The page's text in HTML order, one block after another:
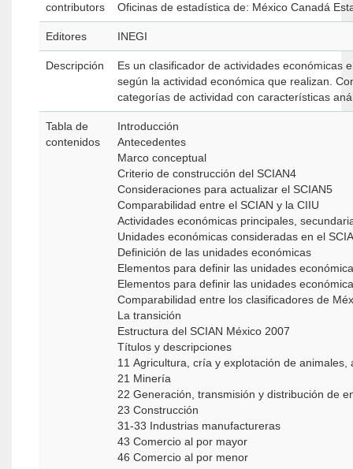
contributors Oficinas de estadística de: México Canadá
Editores INEGI
Descripción
Es un clasificador de actividades económicas
según la actividad económica que realizan.
categorí­as de actividad con caracterí­sticas
Tabla de
contenidos
Introducción
Antecedentes
Marco conceptual
Criterio de construcción del SCIAN4
Consideraciones para actualizar el SCIAN5
Comparabilidad entre el SCIAN y la CIIU
Actividades económicas principales,
Unidades económicas consideradas en el
Definición de las unidades económicas
Elementos para definir las unidades
Elementos para definir las unidades
Comparabilidad entre los clasificadores de
La transición
Estructura del SCIAN México 2007
Títulos y descripciones
11 Agricultura, crí­a y explotación de
21 Minería
22 Generación, transmisión y distribución de
23 Construcción
31-33 Industrias manufactureras
43 Comercio al por mayor
46 Comercio al por menor